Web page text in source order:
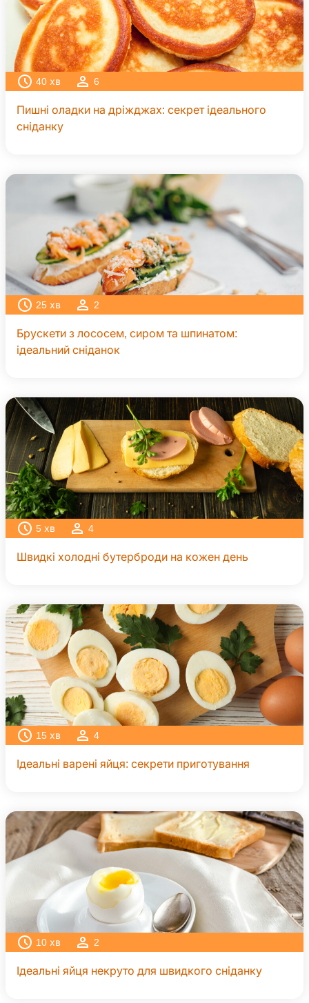
40 хв 6
Пишні оладки на дріжджах: секрет ідеального
сніданку
25 хв 2
Брускети з лососем, сиром та шпинатом:
ідеальний сніданок
5 хв 4
Швидкі холодні бутерброди на кожен день
15 хв 4
Ідеальні варені яйця: секрети приготування
10 хв 2
Ідеальні яйця некруто для швидкого сніданку